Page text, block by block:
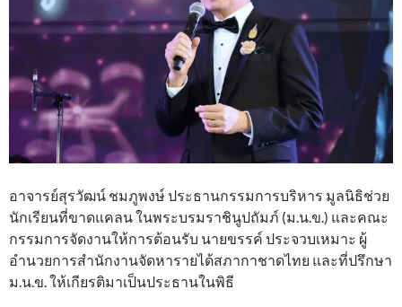
อาจารย์สุรวัฒน์ ชมภูพงษ์ ประธานกรรมการบริหาร มูลนิธิช่วย
นักเรียนที่ขาดแคลน ในพระบรมราชินูปถัมภ์ (ม.น.ข.) และคณะ
กรรมการจัดงานให้การต้อนรับ นายขรรค์ ประจวบเหมาะ ผู้
อำนวยการสำนักงานจัดหารายได้สภากาชาดไทย และที่ปรึกษา
ม.น.ข. ให้เกียรติมาเป็นประธานในพิธี